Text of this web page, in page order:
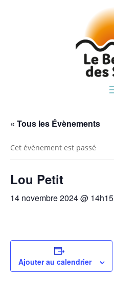
« Tous les Évènements
Cet évènement est passé
Lou Petit
14 novembre 2024 @ 14h15
Ajouter au calendrier